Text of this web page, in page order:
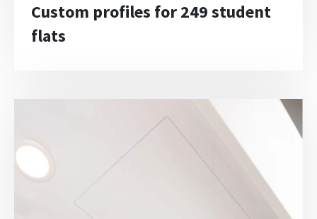
Custom profiles for 249 student
flats